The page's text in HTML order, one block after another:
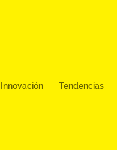
Innovación Tendencias